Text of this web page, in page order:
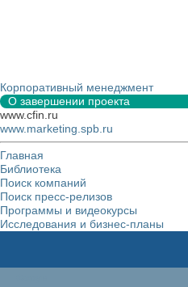
Корпоративный менеджмент
О завершении проекта
www.cfin.ru
www.marketing.spb.ru
Главная
Библиотека
Поиск компаний
Поиск пресс-релизов
Программы и видеокурсы
Исследования и бизнес-планы